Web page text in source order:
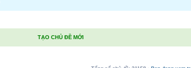
TẠO CHỦ ĐỀ MỚI